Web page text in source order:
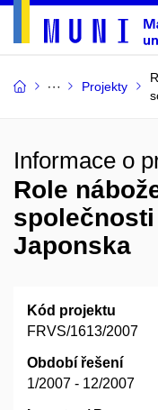
Projekty
Informace o
Role
Japonska
Kód projektu
FRVS/1613/2007
Období řešení
1/2007 - 12/2007